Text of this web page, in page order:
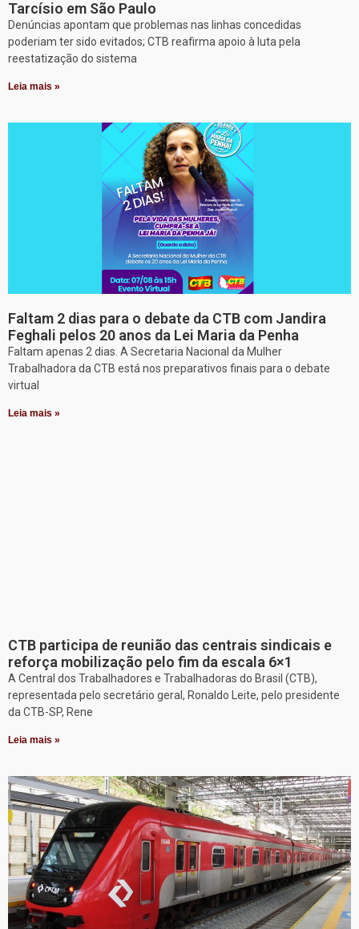
Tarcísio em São Paulo
Denúncias apontam que problemas nas linhas concedidas
poderiam ter sido evitados; CTB reafirma apoio à luta pela
reestatização do sistema
Leia mais »
Faltam 2 dias para o debate da CTB com Jandira
Feghali pelos 20 anos da Lei Maria da Penha
Faltam apenas 2 dias. A Secretaria Nacional da Mulher
Trabalhadora da CTB está nos preparativos finais para o debate
virtual
Leia mais »
CTB participa de reunião das centrais sindicais e
reforça mobilização pelo fim da escala 6×1
A Central dos Trabalhadores e Trabalhadoras do Brasil (CTB),
representada pelo secretário geral, Ronaldo Leite, pelo presidente
da CTB-SP, Rene
Leia mais »